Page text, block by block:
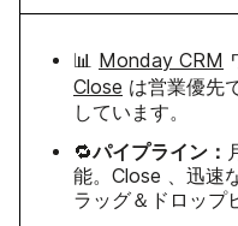
📊 Monday CRM
Close は営業優先
しています。
🔁パイプライン：
能。Close 、迅速
ラッグ＆ドロップ